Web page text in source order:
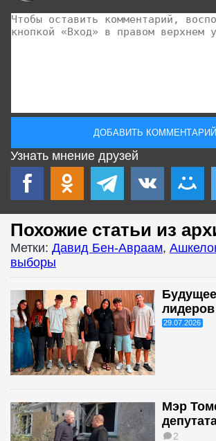
Узнать мнение друзей
Похожие статьи из
Метки: Давид Бен-Авраам,
выборы
лидеров
29.07.2026
Мэр
2